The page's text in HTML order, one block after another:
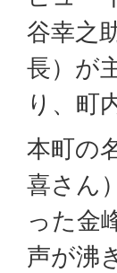
谷幸之
長）が
り、町
本町の
喜さん
った金
声が沸